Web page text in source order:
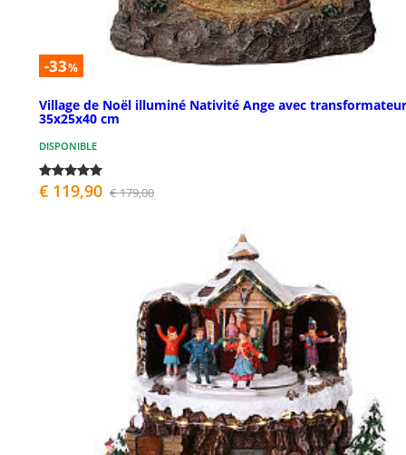
-33%
Village de Noël illuminé Nativité Ange avec transformateur
35x25x40 cm
DISPONIBLE
€ 119,90 € 179,00